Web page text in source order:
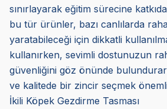
sınırlayarak eğitim sürecine
bu tür ürünler, bazı canlılarda
yaratabileceği için dikkatli
kullanırken, sevimli dostunuzun
güvenliğini göz önünde
ve kalitede bir zincir seçmek
İkili Köpek Gezdirme Tasması